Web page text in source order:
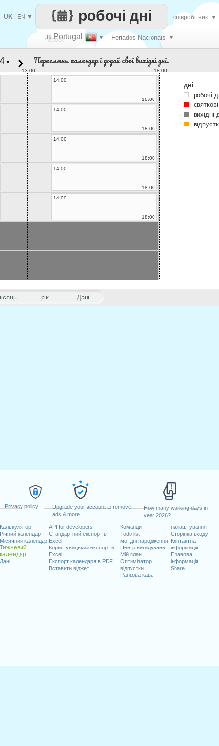
Privacy policy
Upgrade your account to remove
ads & more
How many working days in
year 2026?
Калькулятор
Річний календар
Місячний календар
Тижневий
календар
Дані
API for developers
Стандартний експорт в
Excel
Користувацький експорт в
Excel
Експорт календаря в PDF
Вставити віджет
Команди
Todo list
мої дні народження
Центр нагадувань
Мій план
Оптимізатор
відпустки
Ранкова кава
налаштування
Сторінка входу
Контактна
інформація
Правова
інформація
Share
Зроби
..в Portugal ▼ | Feriados Nacionais ▼
робочі дні
UK EN ▼ співробітник ▼
рік Дані
▼ Переглянь календар і додай свої вихідні дні.
13:00
18:00
14:00
18:00
14:00
18:00
14:00
18:00
14:00
18:00
14:00
18:00
дні
робочі
вихідні